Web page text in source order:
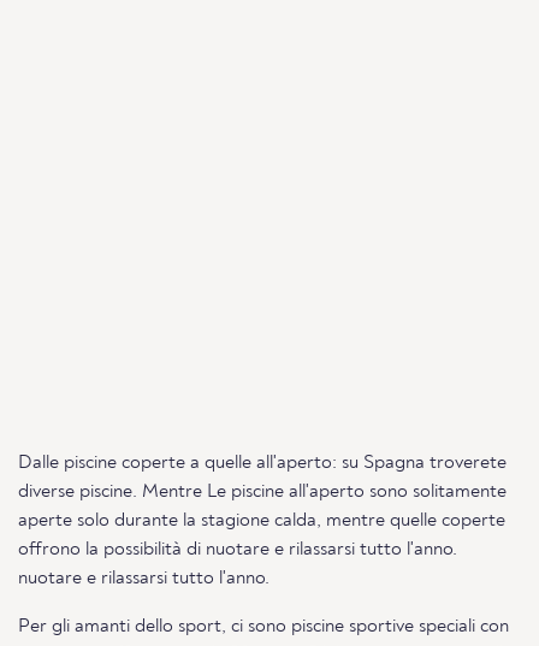
Dalle piscine coperte a quelle all'aperto: su Spagna troverete
diverse piscine. Mentre Le piscine all'aperto sono solitamente
aperte solo durante la stagione calda, mentre quelle coperte
offrono la possibilità di nuotare e rilassarsi tutto l'anno.
nuotare e rilassarsi tutto l'anno.
Per gli amanti dello sport, ci sono piscine sportive speciali con